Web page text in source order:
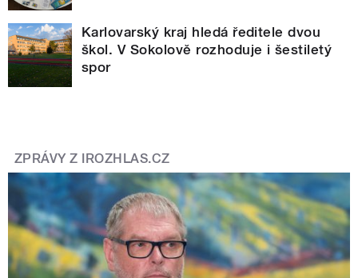
Karlovarský kraj hledá ředitele dvou
škol. V Sokolově rozhoduje i šestiletý
spor
ZPRÁVY Z IROZHLAS.CZ